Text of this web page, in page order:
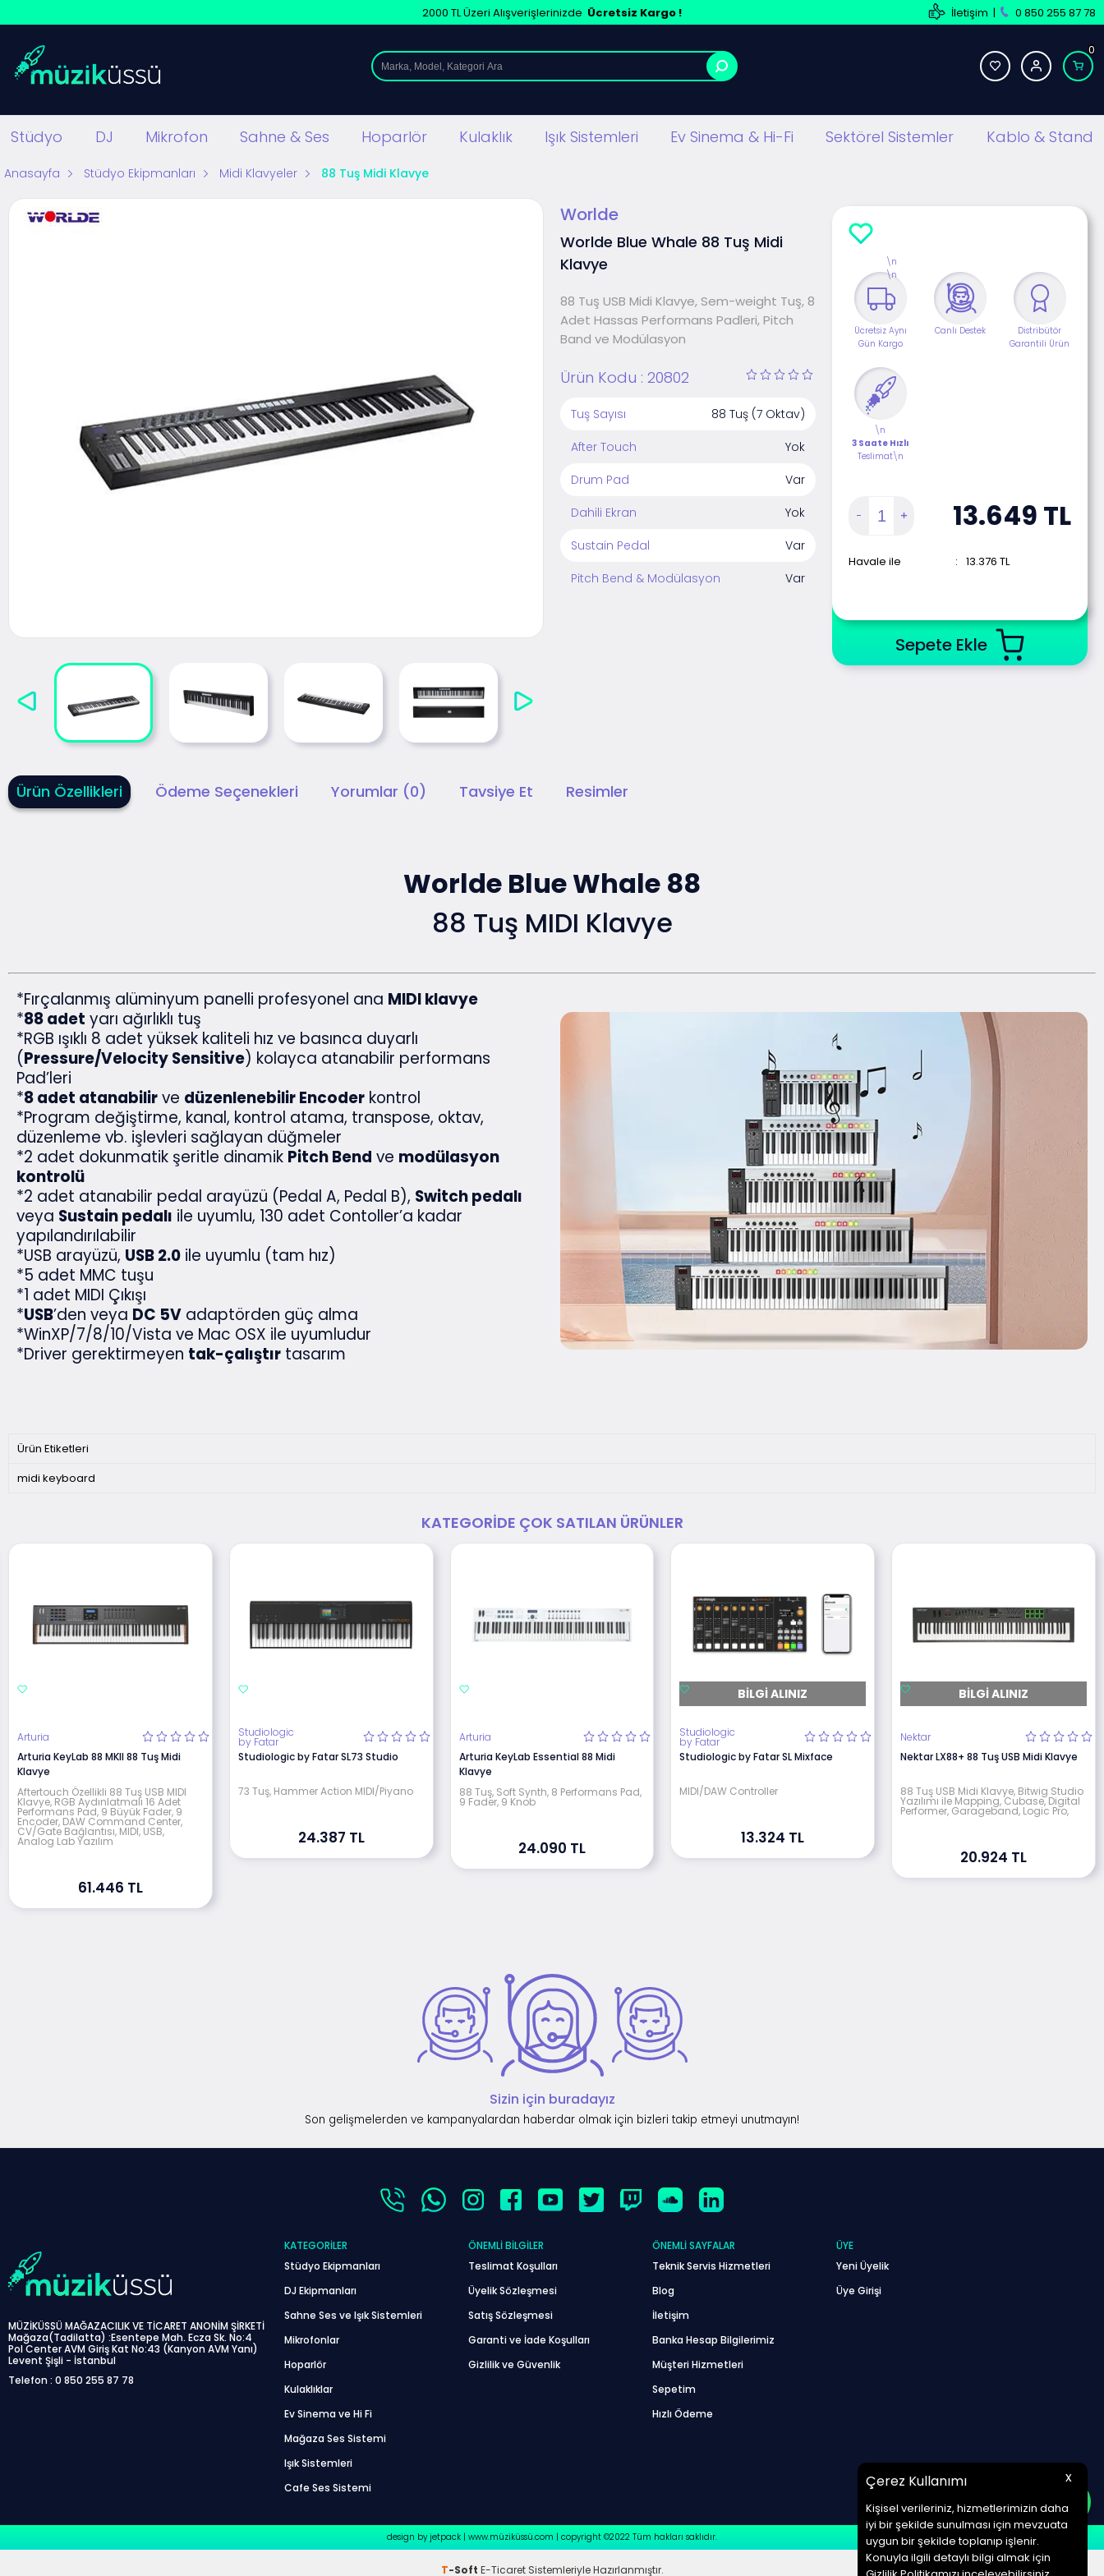
Çerez Kullanımı x
Kişisel verileriniz, hizmetlerimizin daha
iyi bir şekilde sunulması için mevzuata
uygun bir şekilde toplanıp işlenir.
Konuyla ilgili detaylı bilgi almak için
2000 TL Üzeri Alışverişlerinizde Ücretsiz Kargo ! İletişim | 0 850 255 87 78
0
Stüdyo DJ Mikrofon Sahne & Ses Hoparlör Kulaklık Işık Sistemleri Ev Sinema & Hi-Fi Sektörel Sistemler Kablo & Stand
Anasayfa Stüdyo Ekipmanları Midi Klavyeler 88 Tuş Midi Klavye
Worlde
Worlde Blue Whale 88 Tuş Midi
Klavye
88 Tuş USB Midi Klavye, Sem-weight Tuş, 8
Adet Hassas Performans Padleri, Pitch
Band ve Modülasyon
Ürün Kodu : 20802
Tuş Sayısı
88 Tuş (7 Oktav)
After Touch
Yok
Drum Pad
Var
Dahili Ekran
Yok
Sustain Pedal
Var
Pitch Bend & Modülasyon
Var
Ücretsiz Aynı
Gün Kargo
Canlı Destek
Distribütör
Garantili Ürün
\n
3 Saate Hızlı
Teslimat\n
\n
\n
13.649 TL
Havale ile : 13.376 TL
Sepete Ekle
Ürün Özellikleri Ödeme Seçenekleri Yorumlar (0) Tavsiye Et Resimler
Worlde Blue Whale 88
88 Tuş MIDI Klavye
*Fırçalanmış alüminyum panelli profesyonel ana MIDI klavye
*88 adet yarı ağırlıklı tuş
*RGB ışıklı 8 adet yüksek kaliteli hız ve basınca duyarlı
(Pressure/Velocity Sensitive) kolayca atanabilir performans
Pad’leri
*8 adet atanabilirve düzenlenebilir Encoder kontrol
*Program değiştirme, kanal, kontrol atama, transpose, oktav,
düzenleme vb. işlevleri sağlayan düğmeler
*2 adet dokunmatik şeritle dinamik Pitch Bend ve modülasyon
kontrolü
*2 adet atanabilir pedal arayüzü (Pedal A, Pedal B), Switch pedalı
veya Sustain pedalı ile uyumlu, 130 adet Contoller’a kadar
yapılandırılabilir
*USB arayüzü, USB 2.0 ile uyumlu (tam hız)
*5 adet MMC tuşu
*1 adet MIDI Çıkışı
*USB’den veya DC 5V adaptörden güç alma
*WinXP/7/8/10/Vista ve Mac OSX ile uyumludur
*Driver gerektirmeyen tak-çalıştır tasarım
Ürün Etiketleri
midi keyboard
KATEGORIDE ÇOK SATILAN ÜRÜNLER
Arturia
Arturia KeyLab 88 MKII 88 Tuş Midi
Klavye
Aftertouch Özellikli 88 Tuş USB MIDI
Klavye, RGB Aydınlatmalı 16 Adet
Performans Pad, 9 Büyük Fader, 9
Encoder, DAW Command Center,
CV/Gate Bağlantısı, MIDI, USB,
Analog Lab Yazılım
61.446 TL
Studiologic
by Fatar
Studiologic by Fatar SL73 Studio
73 Tuş, Hammer Action MIDI/Piyano
24.387 TL
Arturia
Arturia KeyLab Essential 88 Midi
Klavye
88 Tuş, Soft Synth, 8 Performans Pad,
9 Fader, 9 Knob
24.090 TL
BILGI ALINIZ
Studiologic
by Fatar
Studiologic by Fatar SL Mixface
MIDI/DAW Controller
13.324 TL
BILGI ALINIZ
Nektar
Nektar LX88+ 88 Tuş USB Midi Klavye
88 Tuş USB Midi Klavye, Bitwig Studio
Yazılımı ile Mapping, Cubase, Digital
Performer, Garageband, Logic Pro,
20.924 TL
Sizin için buradayız
Son gelişmelerden ve kampanyalardan haberdar olmak için bizleri takip etmeyi unutmayın!
MÜZİKÜSSÜ MAĞAZACILIK VE TİCARET ANONİM ŞİRKETİ
Mağaza(Tadilatta) :Esentepe Mah. Ecza Sk. No:4
Pol Center AVM Giriş Kat No:43 (Kanyon AVM Yanı)
Levent Şişli - İstanbul
Telefon : 0 850 255 87 78
KATEGORILER
Stüdyo Ekipmanları
DJ Ekipmanları
Sahne Ses ve Işık Sistemleri
Mikrofonlar
Hoparlör
Kulaklıklar
Ev Sinema ve Hi Fi
Mağaza Ses Sistemi
Işık Sistemleri
Cafe Ses Sistemi
ÖNEMLI BILGILER
Teslimat Koşulları
Üyelik Sözleşmesi
Satış Sözleşmesi
Garanti ve İade Koşulları
Gizlilik ve Güvenlik
ÖNEMLI SAYFALAR
Teknik Servis Hizmetleri
Blog
İletişim
Banka Hesap Bilgilerimiz
Müşteri Hizmetleri
Sepetim
Hızlı Ödeme
ÜYE
Yeni Üyelik
Üye Girişi
design by jetpack | www.müziküssü.com | copyright ©2022 Tüm hakları saklıdır.
T-Soft E-TicaretSistemleriyle Hazırlanmıştır.